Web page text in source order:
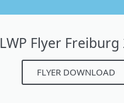
LWP Flyer Freiburg
FLYER DOWNLOAD